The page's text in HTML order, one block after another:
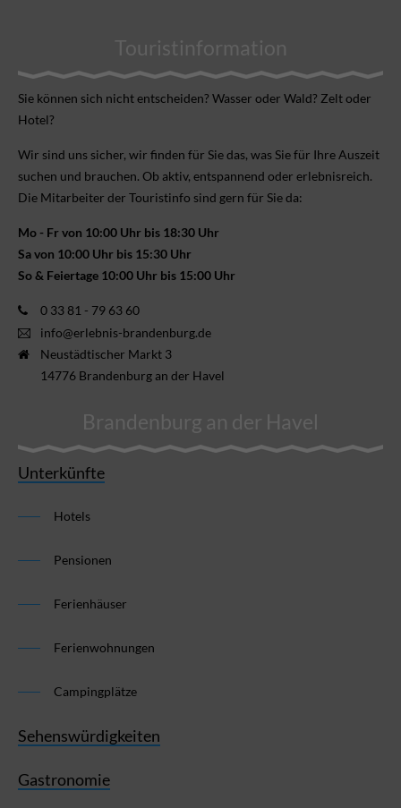
Touristinformation
Sie können sich nicht ent­scheiden? Wasser oder Wald? Zelt oder
Hotel?
Wir sind uns sicher, wir finden für Sie das, was Sie für Ihre Aus­zeit
suchen und brauchen. Ob aktiv, ent­spannend oder erlebnis­reich.
Die Mitarbeiter der Touristinfo sind gern für Sie da:
Mo - Fr von 10:00 Uhr bis 18:30 Uhr
Sa von 10:00 Uhr bis 15:30 Uhr
So & Feiertage 10:00 Uhr bis 15:00 Uhr
0 33 81 - 79 63 60
info@erlebnis-brandenburg.de
Neustädtischer Markt 3
14776 Brandenburg an der Havel
Brandenburg an der Havel
Unterkünfte
Hotels
Pensionen
Ferienhäuser
Ferienwohnungen
Campingplätze
Sehenswürdigkeiten
Gastronomie